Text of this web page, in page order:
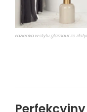
Łazienka w stylu glamour ze